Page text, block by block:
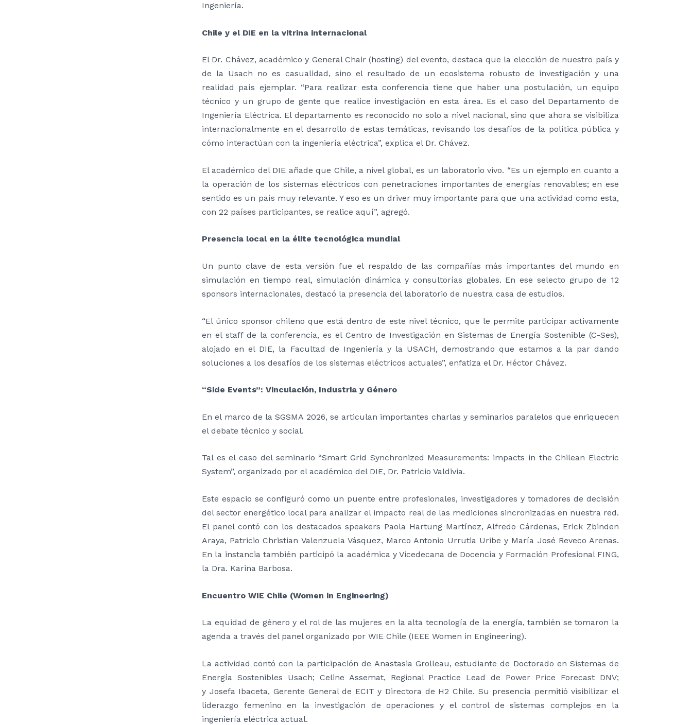
Ingeniería.
Chile y el DIE en la vitrina internacional
El Dr. Chávez, académico y General Chair (hosting) del evento, destaca que la elección de nuestro país y
de la Usach no es casualidad, sino el resultado de un ecosistema robusto de investigación y una
realidad país ejemplar. “Para realizar esta conferencia tiene que haber una postulación, un equipo
técnico y un grupo de gente que realice investigación en esta área. Es el caso del Departamento de
Ingeniería Eléctrica. El departamento es reconocido no solo a nivel nacional, sino que ahora se visibiliza
internacionalmente en el desarrollo de estas temáticas, revisando los desafíos de la política pública y
cómo interactúan con la ingeniería eléctrica”, explica el Dr. Chávez.
El académico del DIE añade que Chile, a nivel global, es un laboratorio vivo. “Es un ejemplo en cuanto a
la operación de los sistemas eléctricos con penetraciones importantes de energías renovables; en ese
sentido es un país muy relevante. Y eso es un driver muy importante para que una actividad como esta,
con 22 países participantes, se realice aquí”, agregó.
Presencia local en la élite tecnológica mundial
Un punto clave de esta versión fue el respaldo de las compañías más importantes del mundo en
simulación en tiempo real, simulación dinámica y consultorías globales. En ese selecto grupo de 12
sponsors internacionales, destacó la presencia del laboratorio de nuestra casa de estudios.
“El único sponsor chileno que está dentro de este nivel técnico, que le permite participar activamente
en el staff de la conferencia, es el Centro de Investigación en Sistemas de Energía Sostenible (C-Ses),
alojado en el DIE, la Facultad de Ingeniería y la USACH, demostrando que estamos a la par dando
soluciones a los desafíos de los sistemas eléctricos actuales”, enfatiza el Dr. Héctor Chávez.
“Side Events”: Vinculación, Industria y Género
En el marco de la SGSMA 2026, se articulan importantes charlas y seminarios paralelos que enriquecen
el debate técnico y social.
Tal es el caso del seminario “Smart Grid Synchronized Measurements: impacts in the Chilean Electric
System”, organizado por el académico del DIE, Dr. Patricio Valdivia.
Este espacio se configuró como un puente entre profesionales, investigadores y tomadores de decisión
del sector energético local para analizar el impacto real de las mediciones sincronizadas en nuestra red.
El panel contó con los destacados speakers Paola Hartung Martínez, Alfredo Cárdenas, Erick Zbinden
Araya, Patricio Christian Valenzuela Vásquez, Marco Antonio Urrutia Uribe y María José Reveco Arenas.
En la instancia también participó la académica y Vicedecana de Docencia y Formación Profesional FING,
la Dra. Karina Barbosa.
Encuentro WIE Chile (Women in Engineering)
La equidad de género y el rol de las mujeres en la alta tecnología de la energía, también se tomaron la
agenda a través del panel organizado por WIE Chile (IEEE Women in Engineering).
La actividad contó con la participación de Anastasia Grolleau, estudiante de Doctorado en Sistemas de
Energía Sostenibles Usach; Celine Assemat, Regional Practice Lead de Power Price Forecast DNV;
y Josefa Ibaceta, Gerente General de ECIT y Directora de H2 Chile. Su presencia permitió visibilizar el
liderazgo femenino en la investigación de operaciones y el control de sistemas complejos en la
ingeniería eléctrica actual.